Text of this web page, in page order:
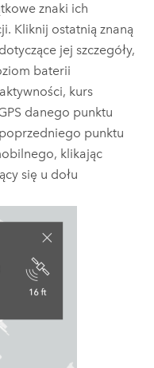
znaki ich
Kliknij ostatnią znaną
jej szczegóły,
baterii
kurs
danego punktu
punktu
klikając
się u dołu